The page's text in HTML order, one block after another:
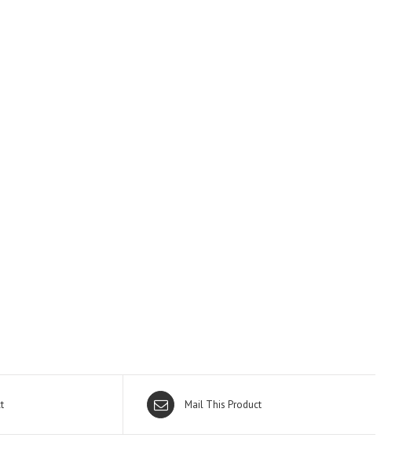
Mail This Product